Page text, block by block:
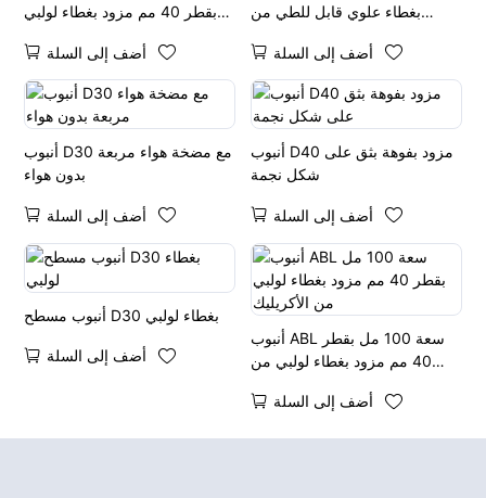
بقطر 40 مم مزود بغطاء لولبي
أضف إلى السلة
بغطاء علوي قابل للطي من
أضف إلى السلة
أنبوب D30 مع مضخة هواء مربعة
بدون هواء
أضف إلى السلة
أنبوب D40 مزود بفوهة بثق على
شكل نجمة
أضف إلى السلة
أنبوب مسطح D30 بغطاء لولبي
أضف إلى السلة
أنبوب ABL سعة 100 مل بقطر
40 مم مزود بغطاء لولبي من
أضف إلى السلة